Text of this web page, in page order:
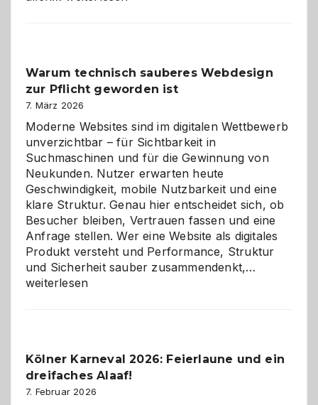
den
Logikrätseln
Warum technisch sauberes Webdesign
zur Pflicht geworden ist
7. März 2026
Moderne Websites sind im digitalen Wettbewerb
unverzichtbar – für Sichtbarkeit in
Suchmaschinen und für die Gewinnung von
Neukunden. Nutzer erwarten heute
Geschwindigkeit, mobile Nutzbarkeit und eine
klare Struktur. Genau hier entscheidet sich, ob
Besucher bleiben, Vertrauen fassen und eine
Anfrage stellen. Wer eine Website als digitales
Produkt versteht und Performance, Struktur
und Sicherheit sauber zusammendenkt,…
geworden
weiterlesen
Kölner Karneval 2026: Feierlaune und ein
dreifaches Alaaf!
7. Februar 2026